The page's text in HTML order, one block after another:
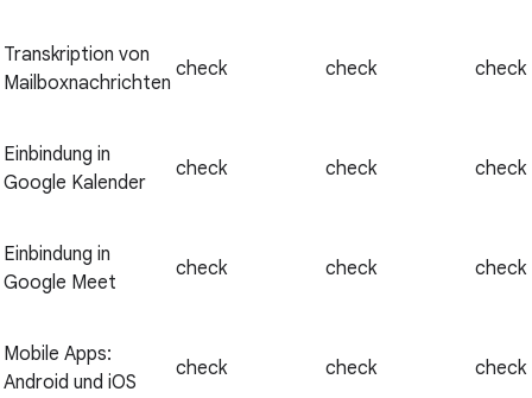
Transkription von
Mailboxnachrichten
check check check
Einbindung in
Google Kalender
check check check
Einbindung in
Google Meet
check check check
Mobile Apps:
Android und iOS
check check check